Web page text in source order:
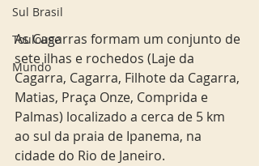
Sul Brasil
Toulouse
Mundo
As Cagarras formam um conjunto de
sete ilhas e rochedos (Laje da
Cagarra, Cagarra, Filhote da Cagarra,
Matias, Praça Onze, Comprida e
Palmas) localizado a cerca de 5 km
ao sul da praia de Ipanema, na
cidade do Rio de Janeiro.